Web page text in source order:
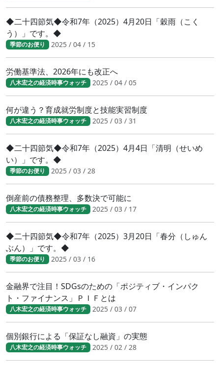
◆二十四節気◆令和7年（2025）4月20日「穀雨（こく
う）」です。◆
季節のお便り 2025 / 04 / 15
労働基準法、2026年にも改正へ
八木宏之の経済時事ウォッチ 2025 / 04 / 05
何が違う？育成就労制度と技能実習制度
八木宏之の経済時事ウォッチ 2025 / 03 / 31
◆二十四節気◆令和7年（2025）4月4日「清明（せいめ
い）」です。◆
季節のお便り 2025 / 03 / 28
倒産前の債務整理、多数決で可能に
八木宏之の経済時事ウォッチ 2025 / 03 / 17
◆二十四節気◆令和7年（2025）3月20日「春分（しゅん
ぶん）」です。◆
季節のお便り 2025 / 03 / 16
金融界で注目！SDGsのための「ポジティブ・インパク
ト・ファイナンス」ＰＩＦとは
八木宏之の経済時事ウォッチ 2025 / 03 / 07
個別銀行による「保証なし融資」の実態
八木宏之の経済時事ウォッチ 2025 / 02 / 28